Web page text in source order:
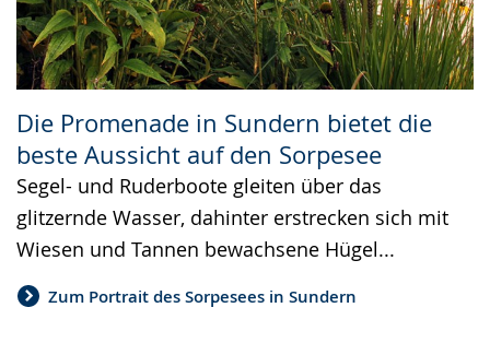
Die Promenade in Sundern bietet die
beste Aussicht auf den Sorpesee
Segel- und Ruderboote gleiten über das
glitzernde Wasser, dahinter erstrecken sich mit
Wiesen und Tannen bewachsene Hügel...
Zum Portrait des Sorpesees in Sundern